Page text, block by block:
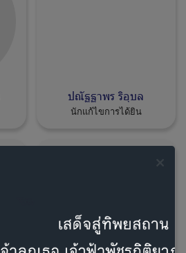
ปณัฐฐาพร ริอุบล
นักแก้ไขการได้ยิน